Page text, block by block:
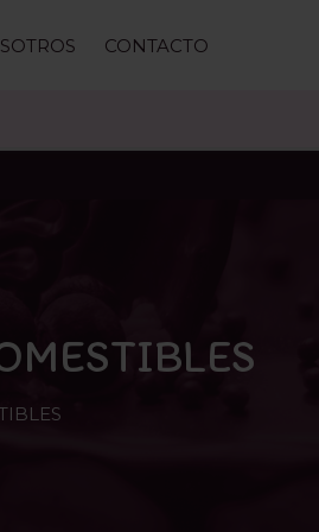
CONTACTO